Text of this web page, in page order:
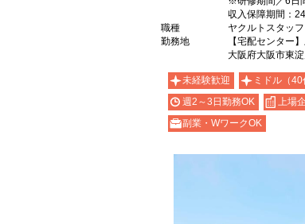
収入保障期間：
職種
ヤクルトスタッフ
勤務地
【宅配センター
大阪府大阪市東
未経験歓迎 ミドル（
週2～3日勤務OK
上場
副業・WワークOK